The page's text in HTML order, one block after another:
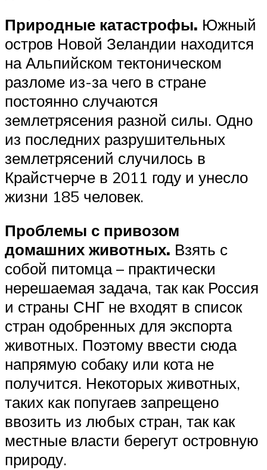
Природные катастрофы. Южный
остров Новой Зеландии находится
на Альпийском тектоническом
разломе из-за чего в стране
постоянно случаются
землетрясения разной силы. Одно
из последних разрушительных
землетрясений случилось в
Крайстчерче в 2011 году и унесло
жизни 185 человек.
Проблемы с привозом
домашних животных. Взять с
собой питомца – практически
нерешаемая задача, так как Россия
и страны СНГ не входят в список
стран одобренных для экспорта
животных. Поэтому ввести сюда
напрямую собаку или кота не
получится. Некоторых животных,
таких как попугаев запрещено
ввозить из любых стран, так как
местные власти берегут островную
природу.